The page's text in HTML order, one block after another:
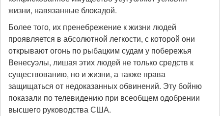
жизни, навязанные блокадой.
Более того, их пренебрежение к жизни людей
проявляется в абсолютной легкости, с которой они
открывают огонь по рыбацким судам у побережья
Венесуэлы, лишая этих людей не только средств к
существованию, но и жизни, а также права
защищаться от недоказанных обвинений. Эту бойню
показали по телевидению при всеобщем одобрении
высшего руководства США.